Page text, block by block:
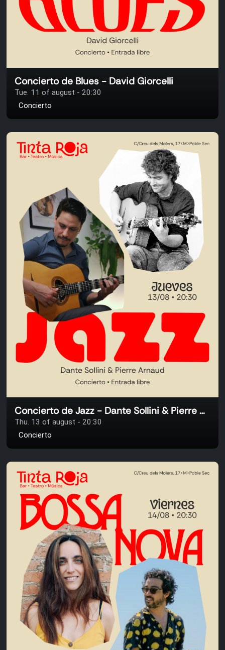
Concierto de Blues - David Giorcelli
Tue. 11 of august - 20:30
Concierto
Concierto de Jazz - Dante Sollini & Pierre Arnaud
Thu. 13 of august - 20:30
Concierto